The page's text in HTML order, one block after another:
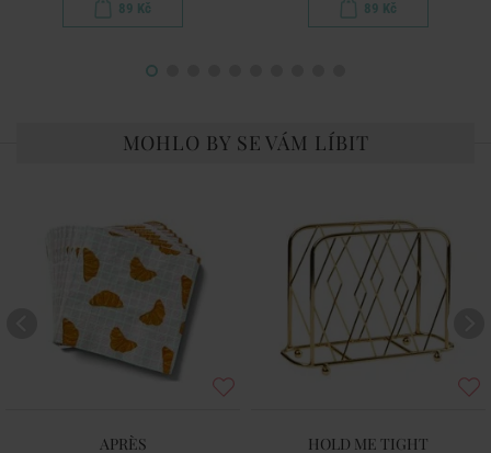
89 Kč 89 Kč
MOHLO BY SE VÁM LÍBIT
APRÈS HOLD ME TIGHT